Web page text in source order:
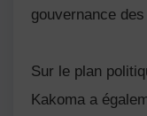
gouvernance
Sur le plan
Kakoma a